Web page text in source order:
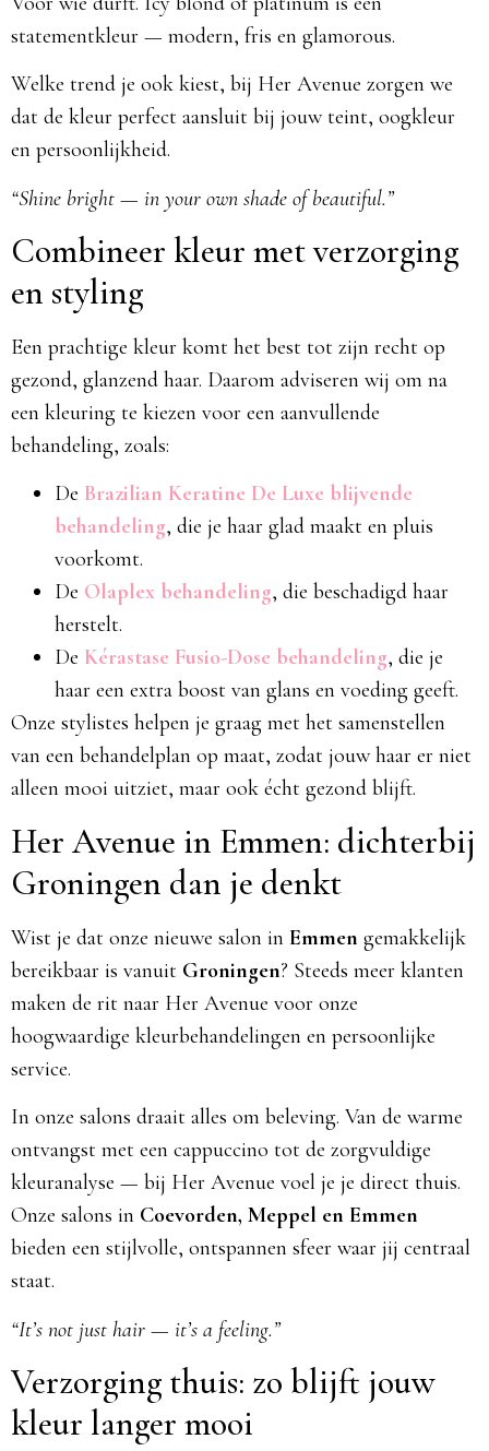
statementkleur — modern, fris en glamorous.
Welke trend je ook kiest, bij Her Avenue zorgen we
dat de kleur perfect aansluit bij jouw teint, oogkleur
en persoonlijkheid.
“Shine bright — in your own shade of beautiful.”
Combineer kleur met verzorging
en styling
Een prachtige kleur komt het best tot zijn recht op
gezond, glanzend haar. Daarom adviseren wij om na
een kleuring te kiezen voor een aanvullende
behandeling, zoals:
De Brazilian Keratine De Luxe blijvende
behandeling, die je haar glad maakt en pluis
voorkomt.
De Olaplex behandeling, die beschadigd haar
herstelt.
De Kérastase Fusio-Dose behandeling, die je
haar een extra boost van glans en voeding geeft.
Onze stylistes helpen je graag met het samenstellen
van een behandelplan op maat, zodat jouw haar er niet
alleen mooi uitziet, maar ook écht gezond blijft.
Her Avenue in Emmen: dichterbij
Groningen dan je denkt
Wist je dat onze nieuwe salon in Emmen gemakkelijk
bereikbaar is vanuit Groningen? Steeds meer klanten
maken de rit naar Her Avenue voor onze
hoogwaardige kleurbehandelingen en persoonlijke
service.
In onze salons draait alles om beleving. Van de warme
ontvangst met een cappuccino tot de zorgvuldige
kleuranalyse — bij Her Avenue voel je je direct thuis.
Onze salons in Coevorden, Meppel en Emmen
bieden een stijlvolle, ontspannen sfeer waar jij centraal
staat.
“It’s not just hair — it’s a feeling.”
Verzorging thuis: zo blijft jouw
kleur langer mooi